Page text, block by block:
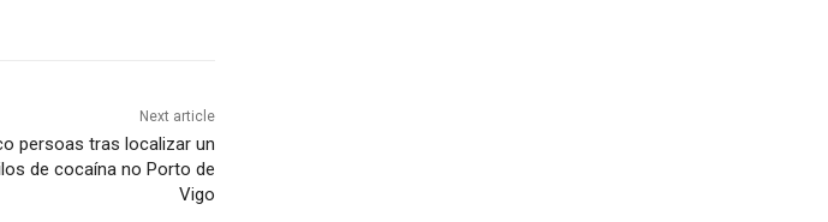
Next article
persoas tras localizar un
de cocaína no Porto de
Vigo